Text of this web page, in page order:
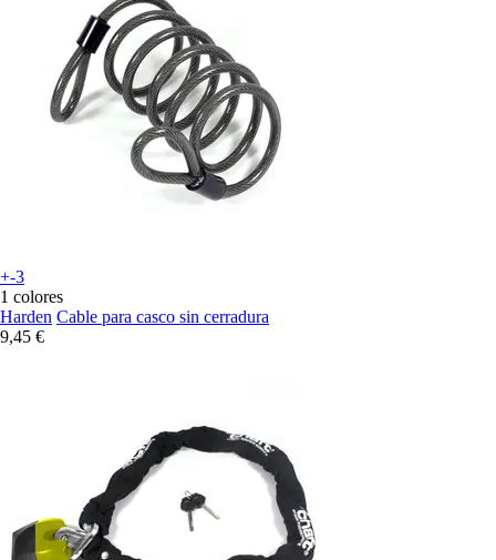
+-3
1 colores
Harden Cable para casco sin cerradura
9,45 €